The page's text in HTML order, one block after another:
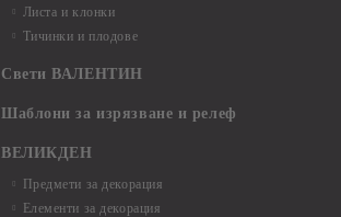
Листа и клонки
Тичинки и плодове
Свети ВАЛЕНТИН
Шаблони за изрязване и релеф
ВЕЛИКДЕН
Предмети за декорация
Елементи за декорация